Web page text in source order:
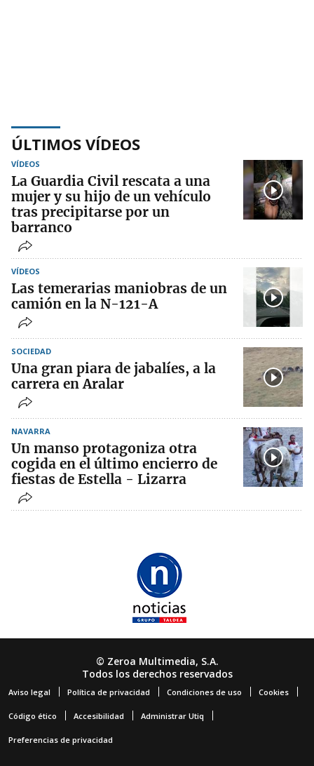
ÚLTIMOS VÍDEOS
VÍDEOS
La Guardia Civil rescata a una
mujer y su hijo de un vehículo
tras precipitarse por un
barranco
VÍDEOS
Las temerarias maniobras de un
camión en la N-121-A
SOCIEDAD
Una gran piara de jabalíes, a la
carrera en Aralar
NAVARRA
Un manso protagoniza otra
cogida en el último encierro de
fiestas de Estella - Lizarra
© Zeroa Multimedia, S.A.
Todos los derechos reservados
Aviso legal Política de privacidad Condiciones de uso Cookies
Código ético Accesibilidad Administrar Utiq
Preferencias de privacidad